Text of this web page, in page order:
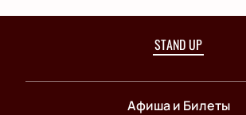
STAND UP
Афиша и Билеты